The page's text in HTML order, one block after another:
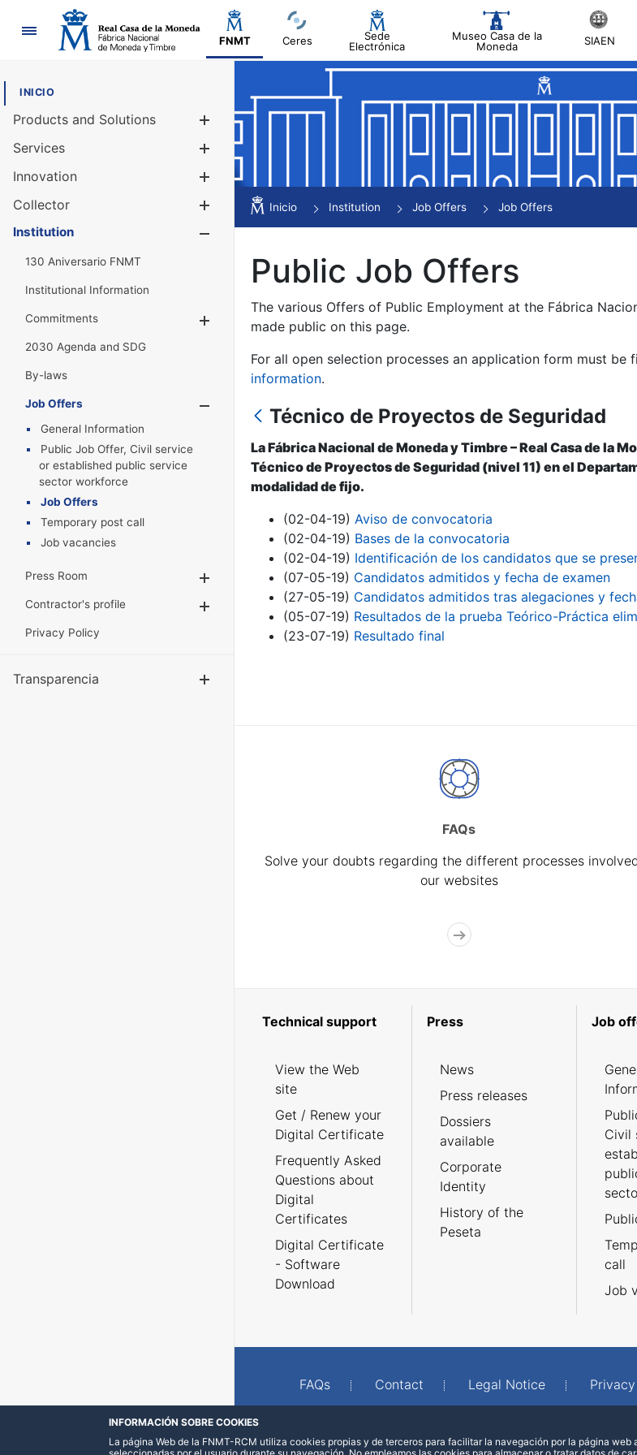
Navigation
FNMT Ceres
Sede
Electrónica
Museo Casa de la
Moneda
SIAEN
INICIO
Products and Solutions
Services
Innovation
Collector
Show/Hide
Institution
130 Aniversario FNMT
Institutional Information
Commitments
Show/Hide
2030 Agenda and SDG
By-laws
Job Offers
Show/Hide
General Information
Public Job Offer, Civil service
or established public service
sector workforce
Job Offers
Temporary post call
Job vacancies
Press Room
Show/Hide
Contractor's profile
Show/Hide
Privacy Policy
Transparencia
Inicio Institution Job Offers Job Offers
Public Job Offers
The various Offers of Public Employment at the Fábrica
made public on this page.
For all open selection processes an application form must
information.
Técnico de Proyectos de Seguridad
La Fábrica Nacional de Moneda y Timbre – Real Casa de la
Técnico de Proyectos de Seguridad (nivel 11) en el
modalidad de fijo.
(02-04-19) Aviso de convocatoria
(02-04-19) Bases de la convocatoria
(02-04-19) Identificación de los candidatos que se
(07-05-19) Candidatos admitidos y fecha de examen
(27-05-19) Candidatos admitidos tras alegaciones y
(05-07-19) Resultados de la prueba Teórico-Práctica
(23-07-19) Resultado final
FAQs
Solve your doubts regarding the different processes
our websites
Technical support
View the Web
site
Get / Renew your
Digital Certificate
Frequently Asked
Questions about
Digital
Certificates
Digital Certificate
- Software
Download
Press
News
Press releases
Dossiers
available
Corporate
Identity
History of the
Peseta
Job
Civil
call
Job
FAQs Contact Legal Notice
INFORMACIÓN SOBRE COOKIES
La página Web de la FNMT-RCM utiliza cookies propias y de terceros para facilitar la navegación por la página web